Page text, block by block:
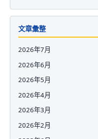
文章彙整
2026年7月
2026年6月
2026年5月
2026年4月
2026年3月
2026年2月